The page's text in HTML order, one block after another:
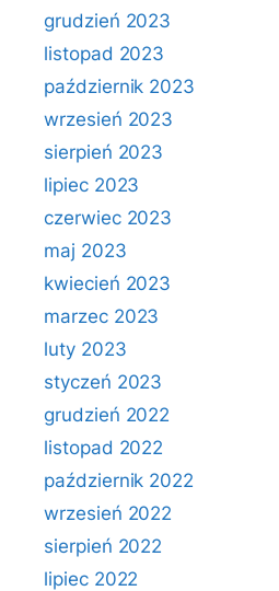
grudzień 2023
listopad 2023
październik 2023
wrzesień 2023
sierpień 2023
lipiec 2023
czerwiec 2023
maj 2023
kwiecień 2023
marzec 2023
luty 2023
styczeń 2023
grudzień 2022
listopad 2022
październik 2022
wrzesień 2022
sierpień 2022
lipiec 2022